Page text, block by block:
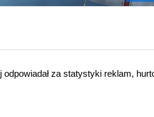
za statystyki reklam,